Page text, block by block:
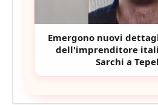
Emergono nuovi
dell'imprenditore
Sarchi a